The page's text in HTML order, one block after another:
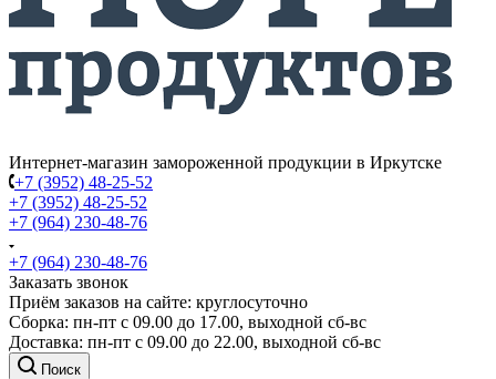
Интернет-магазин замороженной продукции в Иркутске
+7 (3952) 48-25-52
+7 (3952) 48-25-52
+7 (964) 230-48-76
+7 (964) 230-48-76
Заказать звонок
Приём заказов на сайте: круглосуточно
Сборка: пн-пт с 09.00 до 17.00, выходной сб-вс
Доставка: пн-пт с 09.00 до 22.00, выходной сб-вс
Поиск